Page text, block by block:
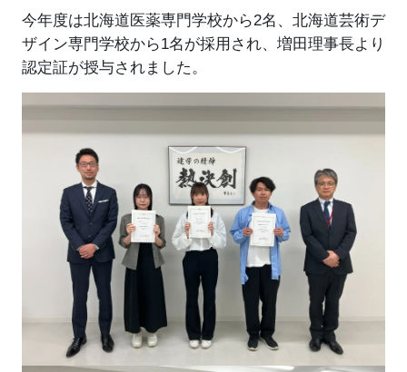
今年度は北海道医薬専門学校から2名、北海道芸術デ
ザイン専門学校から1名が採用され、増田理事長より
認定証が授与されました。